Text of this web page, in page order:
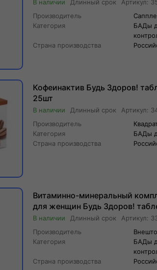
Длинный срок Артикул:
Производитель
Категория
БАДы
Страна производства
Кофеинактив Будь Здоров!
25шт
Длинный срок Артикул:
Производитель
Категория
БАДы
Страна производства
Витаминно-минеральный
для женщин Будь Здоров!
Длинный срок Артикул:
Производитель
Категория
БАДы
Страна производства